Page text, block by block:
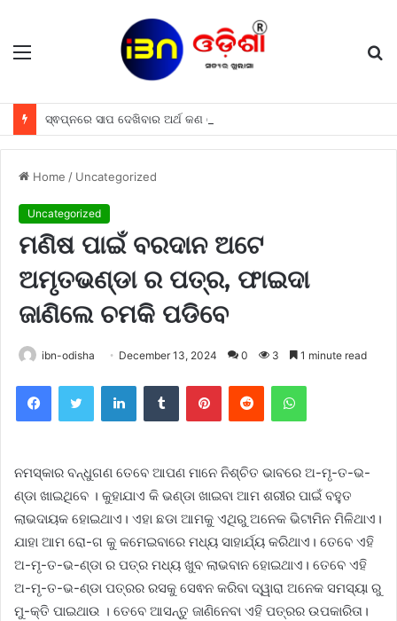
Menu
ସ୍ଵପ୍ନରେ ସାପ ଦେଖିବାର ଅର୍ଥ କଣ ହୋଇଥାଏ, ଜାଣନ୍ତୁ
Home / Uncategorized
Uncategorized
ମଣିଷ ପାଇଁ ବରଦାନ ଅଟେ
ଅମୃତଭଣ୍ଡା ର ପତ୍ର, ଫାଇଦା
ଜାଣିଲେ ଚମକି ପଡିବେ
ibn-odisha December 13, 2024 0 3 1 minute read
FacebookTwitter LinkedInTumblr PinterestReddit WhatsApp
ନମସ୍କାର ବନ୍ଧୁଗଣ ତେବେ ଆପଣ ମାନେ ନିଶ୍ଚିତ ଭାବରେ ଅ-ମୃ-ତ-ଭ-
ଣ୍ଡା ଖାଇଥିବେ । କୁହାଯାଏ କି ଭଣ୍ଡା ଖାଇବା ଆମ ଶରୀର ପାଇଁ ବହୁତ
ଲାଭଦାୟକ ହୋଇଥାଏ। ଏହା ଛଡା ଆମକୁ ଏଥିରୁ ଅନେକ ଭିଟାମିନ ମିଳିଥାଏ।
ଯାହା ଆମ ରୋ-ଗ କୁ କମେଇବାରେ ମଧ୍ୟ ସାହାର୍ଯ୍ୟ କରିଥାଏ। ତେବେ ଏହି
ଅ-ମୃ-ତ-ଭ-ଣ୍ଡା ର ପତ୍ର ମଧ୍ୟ ଖୁବ ଲାଭବାନ ହୋଇଥାଏ। ତେବେ ଏହି
ଅ-ମୃ-ତ-ଭ-ଣ୍ଡା ପତ୍ରର ରସକୁ ସେଵନ କରିବା ଦ୍ୱାରା ଅନେକ ସମସ୍ୟା ରୁ
ମୁ-କ୍ତି ପାଇଥାଉ । ତେବେ ଆସନ୍ତୁ ଜାଣିନେବା ଏହି ପତ୍ରର ଉପକାରିତା।